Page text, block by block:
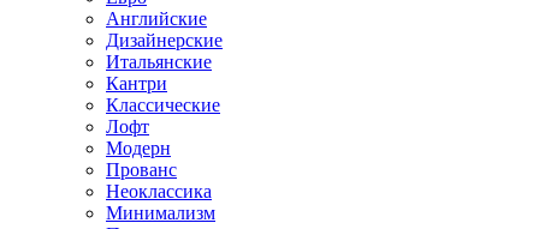
Английские
Дизайнерские
Итальянские
Кантри
Классические
Лофт
Модерн
Прованс
Неоклассика
Минимализм